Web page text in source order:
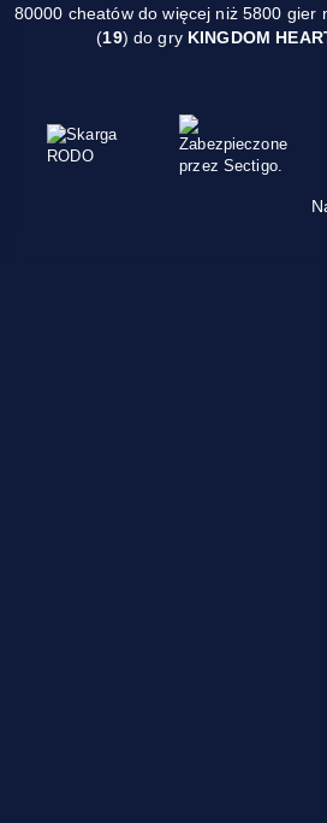
80000 cheatów do więcej niż 5800 gier
(19) do gry KINGDOM